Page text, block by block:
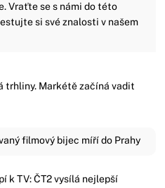
Vraťte se s námi do této
si své znalosti v našem
trhliny. Markétě začíná vadit
filmový bijec míří do Prahy
k TV: ČT2 vysílá nejlepší